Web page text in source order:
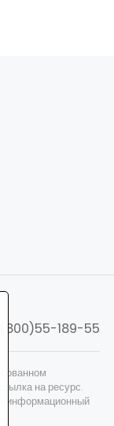
189-55
на ресурс.
информационный